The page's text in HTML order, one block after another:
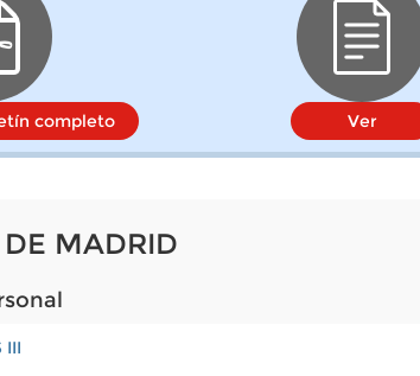
completo Ver
MADRID
III